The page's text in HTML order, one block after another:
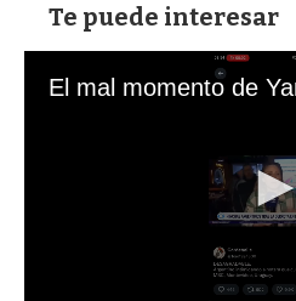
Te puede interesar